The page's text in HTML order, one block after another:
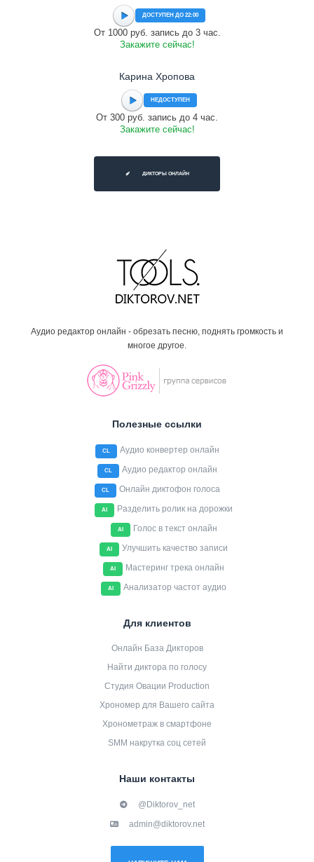
ДОСТУПЕН ДО 22:00
От 1000 руб. запись до 3 час.
Закажите сейчас!
Карина Хропова
НЕДОСТУПЕН
От 300 руб. запись до 4 час.
Закажите сейчас!
ДИКТОРЫ ОНЛАЙН
Аудио редактор онлайн - обрезать песню, поднять громкость и
многое другое.
Полезные ссылки
CL Аудио конвертер онлайн
CL Аудио редактор онлайн
CL Онлайн диктофон голоса
AI Разделить ролик на дорожки
AI Голос в текст онлайн
AI Улучшить качество записи
AI Мастеринг трека онлайн
AI Анализатор частот аудио
Для клиентов
Онлайн База Дикторов
Найти диктора по голосу
Студия Овации Production
Хрономер для Вашего сайта
Хронометраж в смартфоне
SMM накрутка соц сетей
Наши контакты
@Diktorov_net
admin@diktorov.net